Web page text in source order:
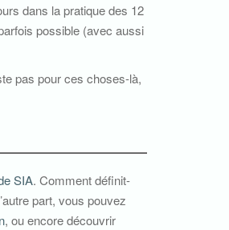
dans la pratique des 12
possible (avec aussi
pas pour ces choses-là,
SIA. Comment définit-
part, vous pouvez
, ou encore découvrir